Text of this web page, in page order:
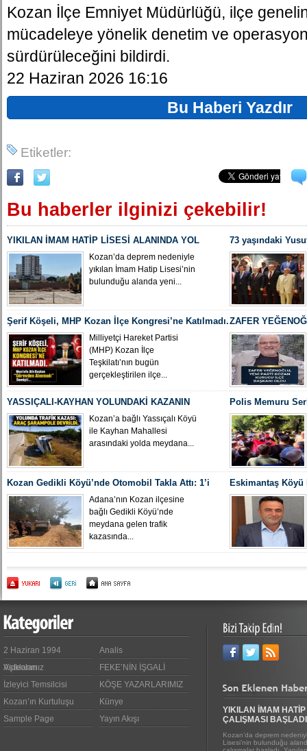
Kozan İlçe Emniyet Müdürlüğü, ilçe
mücadeleye yönelik denetim ve
sürdürüleceğini bildirdi.
22 Haziran 2026 16:16
Bu Haberi Yazdır
Etiketler:
Bu haberler ilginizi çekebilir!
YIKILAN İMAM HATİP LİSESİ ALANINDA YOL
ÇALIŞMASI BAŞLADIKozan’da deprem nedeniyle
yıkılan İmam Hatip Lisesi’nin
bulunduğu alanda yeni...
73 yaşındaki
Yeniden MHP
Şerif Köşeli, MHP Kozan İlçe Kongresi’ne Katılmadı.
Milliyetçi Hareket Partisi
(MHP) Kozan İlçe
Teşkilatı’nın bugün
gerçekleştirilen ilçe...
ZAFER
İLÇE BAŞKANI
YASSIÇALI-KAYHAN YOLUNDAKİ KAZANIN
KAMERA GÖRÜNTÜLERİ ORTAYA ÇIKTI
Kozan’a bağlı Yassıçalı Köyü
ile Kayhan Mahallesi
arasındaki yolda meydana...
Polis Memuru
Uğurlandı
Kozan Gedikli Köyü’nde Otomobil Takla Attı: 1’i
Bebek 6 Kişi YaralandıAdana’nın Kozan ilçesine
bağlı Gedikli Köyü’nde
meydana gelen trafik
kazasında...
Eskimantaş Köyü
gördüğü
2 Haziran 1994
Videoları
Analis
Aşıklarımız
FEKE’NİN İŞGALİ
İzleyici Temsilcisi
KÖŞE YAZARLARIMIZ
Kozan’ın Kurtuluşu
Künye
Sample Page
Yayın Akışı
YIKILAN İMAM
ÇALIŞMASI BAŞLADI
Kozan’da deprem
Lisesi’nin bulunduğu